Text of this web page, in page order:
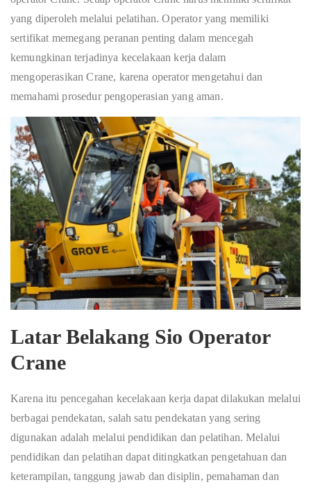
yang diperoleh melalui pelatihan. Operator yang memiliki
sertifikat memegang peranan penting dalam mencegah
kemungkinan terjadinya kecelakaan kerja dalam
mengoperasikan Crane, karena operator mengetahui dan
memahami prosedur pengoperasian yang aman.
Latar Belakang Sio Operator
Crane
Karena itu pencegahan kecelakaan kerja dapat dilakukan melalui
berbagai pendekatan, salah satu pendekatan yang sering
digunakan adalah melalui pendidikan dan pelatihan. Melalui
pendidikan dan pelatihan dapat ditingkatkan pengetahuan dan
keterampilan, tanggung jawab dan disiplin, pemahaman dan